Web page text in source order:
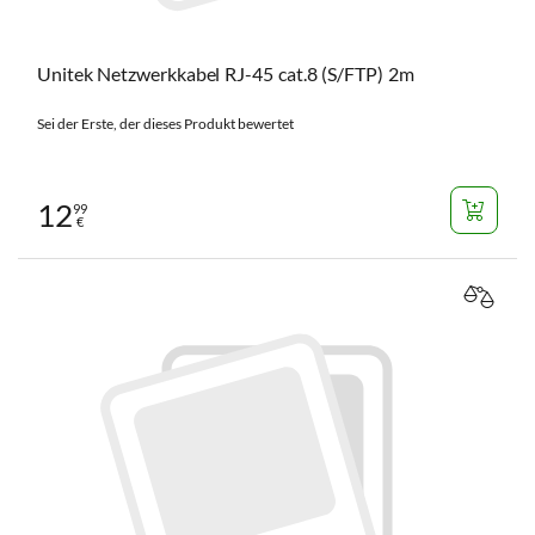
Unitek Netzwerkkabel RJ-45 cat.8 (S/FTP) 2m
Sei der Erste, der dieses Produkt bewertet
1299
€